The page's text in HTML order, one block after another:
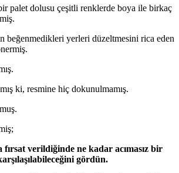
palet dolusu çeşitli renklerde boya ile birkaç
beğenmedikleri yerleri düzeltmesini rica eden
ki, resmine hiç dokunulmamış.
verildiğinde ne kadar acımasız bir
gördün.